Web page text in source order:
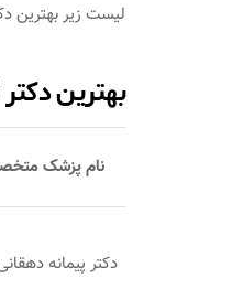
لیست زیر بهترین
بهترین
نام پزشک
دکتر پیمانه